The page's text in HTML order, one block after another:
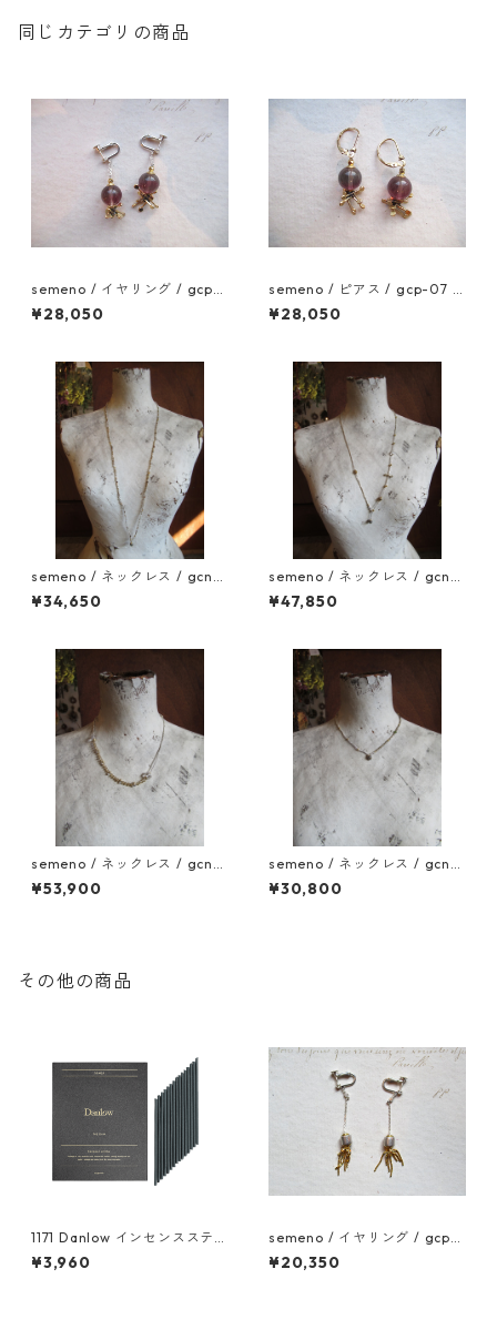
同じカテゴリの商品
semeno / イヤリング / gcp-
08 / 25aw
¥28,050
semeno / ピアス / gcp-07 /
25aw
¥28,050
semeno / ネックレス / gcn-1
1 / 25aw
¥34,650
semeno / ネックレス / gcn-1
0 / 25aw
¥47,850
semeno / ネックレス / gcn-
09 / 25aw
¥53,900
semeno / ネックレス / gcn-
07 / 25aw
¥30,800
その他の商品
1171 Danlow インセンススティ
ック-THE DAN(ザ ダン) -
¥3,960
semeno / イヤリング / gcp-
06 / 25ss
¥20,350